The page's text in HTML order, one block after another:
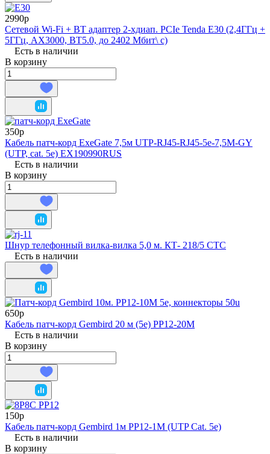
2990р
Сетевой Wi-Fi + BT адаптер 2-хдиап. PCIe Tenda E30 (2,4ГГц +
5ГГц, AX3000, BT5.0, до 2402 Мбит\ с)
Есть в наличии
В корзину
350р
Кабель патч-корд ExeGate 7,5м UTP-RJ45-RJ45-5e-7,5M-GY
(UTP, cat. 5e) EX190990RUS
Есть в наличии
В корзину
Шнур телефонный вилка-вилка 5,0 м. КТ- 218/5 СТС
Есть в наличии
650р
Кабель патч-корд Gembird 20 м (5e) PP12-20M
Есть в наличии
В корзину
150р
Кабель патч-корд Gembird 1м PP12-1M (UTP Cat. 5e)
Есть в наличии
В корзину